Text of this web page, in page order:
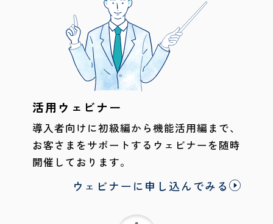
活用ウェビナー
導入者向けに初級編から機能活用編まで、
お客さまをサポートするウェビナーを随時
開催しております。
ウェビナーに申し込んでみる